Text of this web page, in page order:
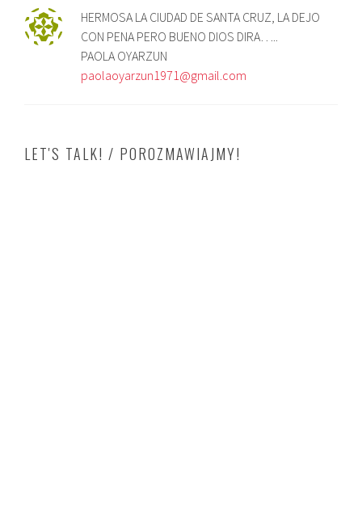
HERMOSA LA CIUDAD DE SANTA CRUZ, LA DEJO
CON PENA PERO BUENO DIOS DIRA…..
PAOLA OYARZUN
paolaoyarzun1971@gmail.com
LET'S TALK! / POROZMAWIAJMY!